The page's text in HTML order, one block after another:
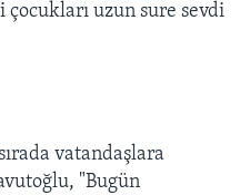
uzun sure sevdi
vatandaşlara
"Bugün